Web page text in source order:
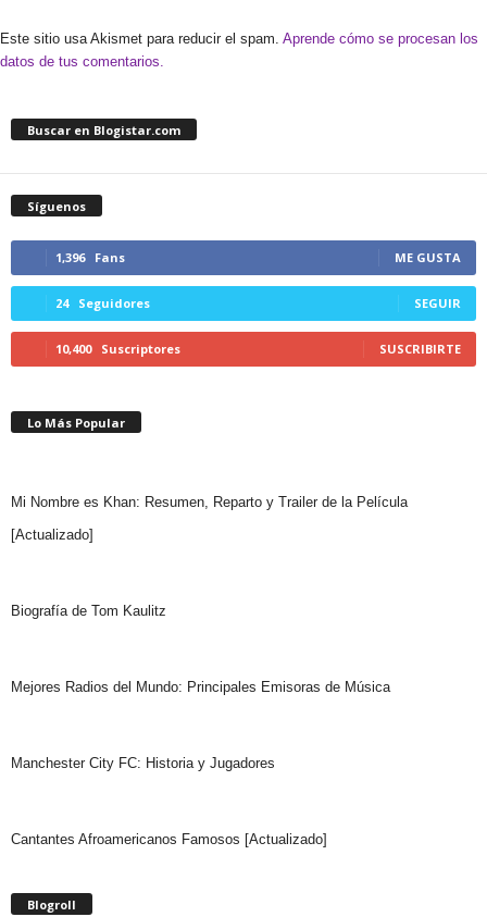
Este sitio usa Akismet para reducir el spam. Aprende cómo se procesan los
datos de tus comentarios.
Buscar en Blogistar.com
Síguenos
1,396 Fans ME GUSTA
24 Seguidores SEGUIR
10,400 Suscriptores SUSCRIBIRTE
Lo Más Popular
Mi Nombre es Khan: Resumen, Reparto y Trailer de la Película
[Actualizado]
Biografía de Tom Kaulitz
Mejores Radios del Mundo: Principales Emisoras de Música
Manchester City FC: Historia y Jugadores
Cantantes Afroamericanos Famosos [Actualizado]
Blogroll